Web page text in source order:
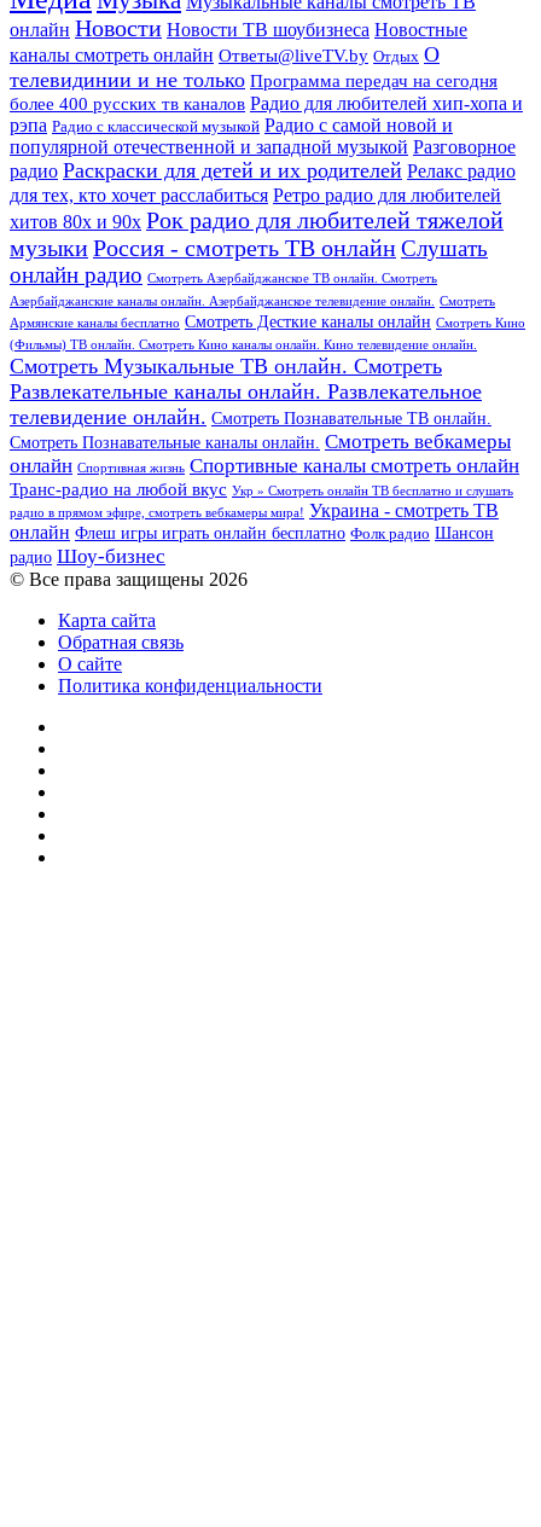
онлайн Новости Новости ТВ шоубизнеса Новостные
каналы смотреть онлайн Ответы@liveTV.by Отдых О
телевидинии и не только Программа передач на сегодня
более 400 русских тв каналов Радио для любителей хип-хопа и
рэпа Радио с классической музыкой Радио с самой новой и
популярной отечественной и западной музыкой Разговорное
радио Раскраски для детей и их родителей Релакс радио
для тех, кто хочет расслабиться Ретро радио для любителей
хитов 80х и 90х Рок радио для любителей тяжелой
музыкиРоссия - смотреть ТВ онлайнСлушать
онлайн радио Смотреть Азербайджанское ТВ онлайн. Смотреть
Азербайджанские каналы онлайн. Азербайджанское телевидение онлайн.
Смотреть
Армянские каналы бесплатно Смотреть Десткие каналы онлайн Смотреть Кино
(Фильмы) ТВ онлайн. Смотреть Кино каналы онлайн. Кино телевидение онлайн.
Смотреть Музыкальные ТВ онлайн. Смотреть
Развлекательные каналы онлайн. Развлекательное
телевидение онлайн. Смотреть Познавательные ТВ онлайн.
Смотреть Познавательные каналы онлайн. Смотреть вебкамеры
онлайн Спортивная жизнь Спортивные каналы смотреть онлайн
Транс-радио на любой вкус Укр » Смотреть онлайн ТВ бесплатно и слушать
радио в прямом эфире, смотреть вебкамеры мира! Украина - смотреть ТВ
онлайн Флеш игры играть онлайн бесплатно Фолк радио Шансон
радио Шоу-бизнес
© Все права защищены 2026
Карта сайта
Обратная связь
О сайте
Политика конфиденциальности